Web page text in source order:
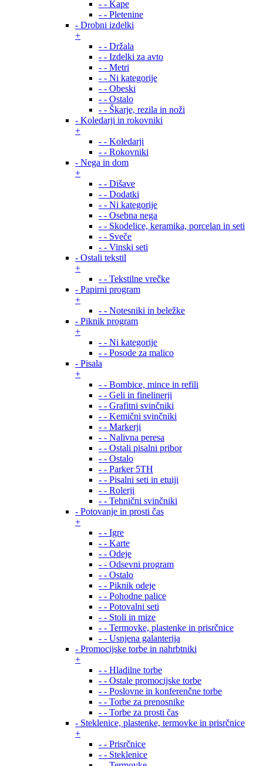
- - Kape
- - Pletenine
- Drobni izdelki
+
- - Držala
- - Izdelki za avto
- - Metri
- - Ni kategorije
- - Obeski
- - Ostalo
- - Škarje, rezila in noži
- Koledarji in rokovniki
+
- - Koledarji
- - Rokovniki
- Nega in dom
+
- - Dišave
- - Dodatki
- - Ni kategorije
- - Osebna nega
- - Skodelice, keramika, porcelan in seti
- - Sveče
- - Vinski seti
- Ostali tekstil
+
- - Tekstilne vrečke
- Papirni program
+
- - Notesniki in beležke
- Piknik program
+
- - Ni kategorije
- - Posode za malico
- Pisala
+
- - Bombice, mince in refili
- - Geli in finelinerji
- - Grafitni svinčniki
- - Kemični svinčniki
- - Markerji
- - Nalivna peresa
- - Ostali pisalni pribor
- - Ostalo
- - Parker 5TH
- - Pisalni seti in etuiji
- - Rolerji
- - Tehnični svinčniki
- Potovanje in prosti čas
+
- - Igre
- - Karte
- - Odeje
- - Odsevni program
- - Ostalo
- - Piknik odeje
- - Pohodne palice
- - Potovalni seti
- - Stoli in mize
- - Termovke, plastenke in prisrčnice
- - Usnjena galanterija
- Promocijske torbe in nahrbtniki
+
- - Hladilne torbe
- - Ostale promocijske torbe
- - Poslovne in konferenčne torbe
- - Torbe za prenosnike
- - Torbe za prosti čas
- Steklenice, plastenke, termovke in prisrčnice
+
- - Prisrčnice
- - Steklenice